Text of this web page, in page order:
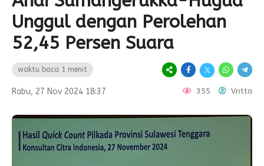
Unggul dengan Perolehan
52,45 Persen Suara
waktu baca 1 menit
Rabu, 27 Nov 2024 18:37 355 Vritta